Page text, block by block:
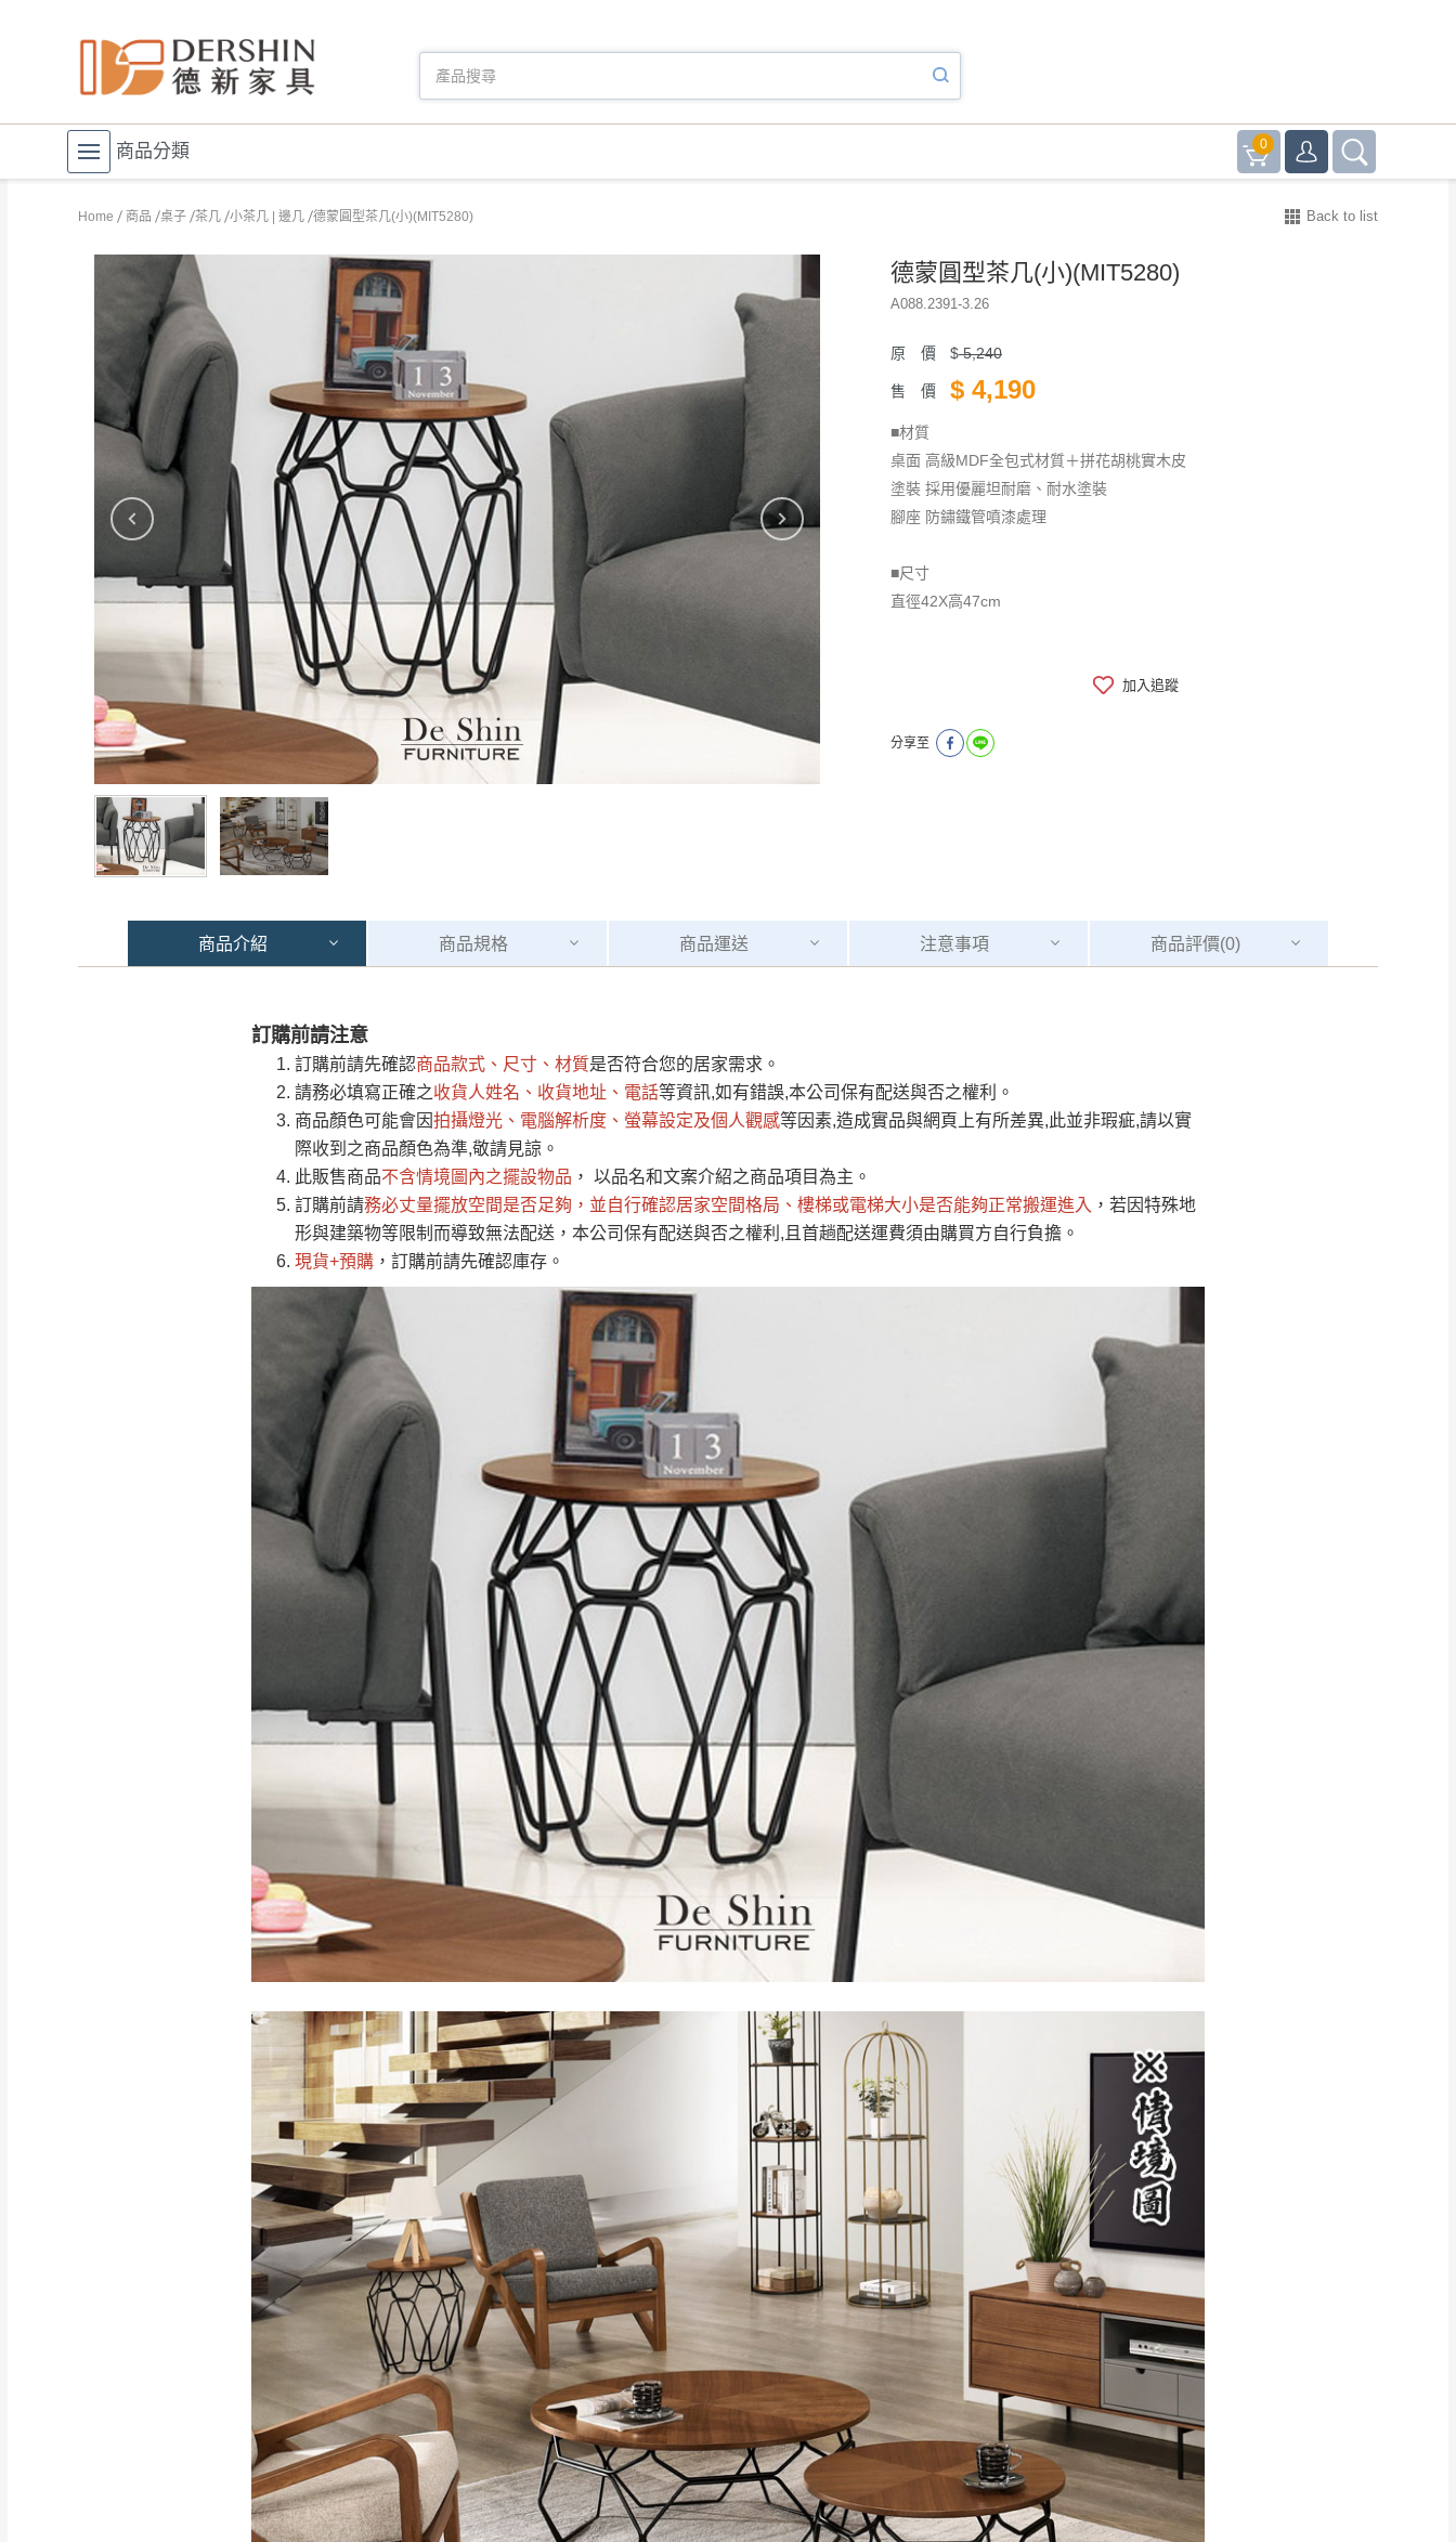
商品分類 0
Home 商品 桌子 茶几 小茶几 | 邊几 德蒙圓型茶几(小)(MIT5280) Back to list
德蒙圓型茶几(小)(MIT5280)
A088.2391-3.26
原 價 $5,240
售 價 $ 4,190
■材質
桌面 高級MDF全包式材質＋拼花胡桃實木皮
塗裝 採用優麗坦耐磨、耐水塗裝
腳座 防鏽鐵管噴漆處理
■尺寸
直徑42X高47cm
加入追蹤
分享至
商品介紹 商品規格 商品運送 注意事項 商品評價(0)
訂購前請注意
訂購前請先確認商品款式、尺寸、材質是否符合您的居家需求。
請務必填寫正確之收貨人姓名、收貨地址、電話等資訊,如有錯誤,本公司保有配送與否之權利。
商品顏色可能會因拍攝燈光、電腦解析度、螢幕設定及個人觀感等因素,造成實品與網頁上有所差異,此並非瑕疵,請以實
際收到之商品顏色為準,敬請見諒。
此販售商品不含情境圖內之擺設物品 ， 以品名和文案介紹之商品項目為主。
訂購前請務必丈量擺放空間是否足夠 ，並自行確認居家空間格局、 樓梯或電梯大小是否能夠正常搬運進入 ，若因特殊地
形與建築物等限制而導致無法配送，本公司保有配送與否之權利,且首趟配送運費須由購買方自行負擔。
現貨+預購 ，訂購前請先確認庫存。
運 費 說 明
運送地區
桃園
免 運 費
＊A108產品另收運費
復興鄉
新竹
峨眉鄉、五峰鄉、橫山、北埔鄉、尖石
台北
雙溪、貢寮、烏來、平溪、九份、石
基隆
$ 9,000以上：免運費
$ 9,000以下：NT$500元
＊A108產品另收運費
苗栗
$ 9,000以上：免運費
$ 9,000以下：NT$500元
＊A108產品另收運費
卓蘭鎮、三灣、通霄山區、西湖、泰安
配送天數：5~14天
到貨時間：指定送貨日當天以電話聯絡確認
｜周（一）配送部門固定公休無送貨｜
台北市、新北市地區固定每周(三)、(日)兩天收送貨
暫無配送地區： 彰化、南投、雲林、嘉義、台南、高雄、屏東、宜蘭、 花蓮、台東、金門、馬祖、澎湖地區
（可於LINE線上詢問 →@dershin）
加收說明
。
。
其它注意事項
本司貨車運送如因路況不佳、天候惡劣、過於偏遠之山區內等，或收貨地點搬運過於困難等因素，導致無法順利配送，
本公司除了盡最大努力完成配送外，視狀況保有出貨的權利。
保護物流人員的工作安全，賣家無提供吊掛服務，若需以吊車或其他的吊掛方式吊運，費用將由買方自行支付。
因大型傢俱有組裝、配送的問題，並非一般快速到貨商品，無法指定特定時間送達，司機當天到貨前皆會再與您通知，
讓您不用整天在家等貨，以免浪費你的寶貴時間。
如遇自然災害、政府宣布之災害警報等不可抗力情事，而危及運送人員輸送之安全，本司得視狀況延後或停止運送服
務。
百貨公司配送暫無法配合開店前、閉店後時段，並送至百貨公司卸貨區為限，恕無法送至指定樓面。《 如遇百貨周年慶
期間，恕暫停百貨公司相關運送 》
注意事項：
由於品項繁多，網頁無法及時更新，如有需要購買商品，請於出發前來電或到「官方Line客服」來信確
認商品是否有「現貨」與 「金額」。
若商品價格或庫存有異常，商家有權取消訂單。
接單後二日內(不含例假日)，我們客服會與您電話聯絡或E-Mail通知確認訂單。
（線上客服 LINE → @dershin）
下單前先詢問是否現貨，若未詢問下單後無現貨我們客服會再來電或E-Mail與您聯絡
（洽詢方式請搜尋 Line ID →
運送範圍：限定北至基隆，南至苗栗，偏遠地區恕無法提供運送 (詳見運送規章)。
配送範圍：
苗栗至基隆；其它地區暫不開放，如因特殊地型限制(山區、鄉、鎮、村)、樓梯太小、無法搬運上樓等因
素，導致無法配送，
本公司保有出貨的權利。
保護物流人員的工作安全，賣家無提供吊掛服務，若需以吊車或其他的吊掛方式吊運，費用將由買方自
行支付。
因大型傢俱有組裝、配送的問題，並非一般快速到貨商品，無法指定特定時間送達，司機當天到貨前皆
會再與您通知，讓你不用整天在家等貨，以節省您的寶貴時間。
由於百貨公司配送較為不易，故暫無法配送至百貨公司內部。
若您選擇三聯式或索取兩聯式發票，發票將於商品完成出貨15個工作天另行寄出，另外約加上2~7個工作天內
送達，如遇國定假日將順延寄送。
退換貨說明：
若收到不良品，請於到貨日起七日內通知本公司客服人員，我們將為您更換新品，運費皆由本站負責，
所有退回及換貨之商品必須是全新狀態且完整包裝，床墊、床包、枕頭類產品需為未拆封狀態(請保持商
品、附件、包裝、廠商紙及所有附隨文件或資料之完整性)，若未依照上述方式處理，恕無法接受退貨。
由於透過電腦螢幕選購商品，可能會因個人電腦螢幕的設定色差或解析度等因素， 與實際商品的顏色、
質感稍有不同，如因此而需退換貨，
需自付來回運費及人資成本 ，請您訂購前詳加確認。(包含商品尺寸
是否合適)。
訂購前請確認商品尺寸，大型物件因為人工丈量，難免會有些許誤差值(約正負0.5CM) 詳細尺寸以實品
為主。
非因本公司問題而需退換貨，請於收到貨7日內通知客服人員(Line@ ID：@dershin
，並須保持商品全新
狀態與完整包裝。鑑賞期間若發生非本司因素致使之汙損破壞，恕無法辦理退換貨。
台北市、新北市地區固定每周(三)、(日)兩天收送貨，敬請見諒！
本公司部份商品無維修服務，超過7日鑑賞期，商品使用年限，因客人使用習慣、居家環境不同。若屬人
為因素導致商品損壞、零件短缺，則維修、搬運費用，需由消費者自行吸收(另事先與消費者報價，消費
者同意將會進行維修)。
到貨7日內為鑑賞期(注意:鑑賞期非試用期)，若非商品品質瑕疵問題於鑑賞期內退貨之情形，我們需酌收
退貨運費。
如欲放置營業場所及公開場合之商品則無享有商品一年保固之服務。
▪️訂單成立時請儘速於三日內完成付款，交易恕不殺價，商品均已最低價格售出，且在特定時日會給予折扣，
請密切注意。
日內若未接獲您的匯款或轉帳通知，商品將不予保留(訂單自動取消)。
無回收家具服務，若需回收家具可聯絡當地請清潔隊回收,免付費清運專線：0800-085-717。
全部 依評論高至低排列 依評論低至高排列 只顯示附上圖片